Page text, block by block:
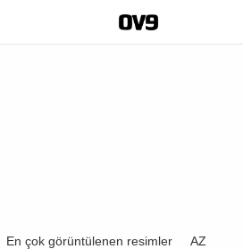
En çok görüntülenen resimler AZ